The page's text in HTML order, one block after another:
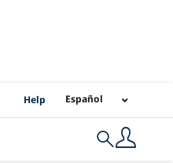
Help Español
Search